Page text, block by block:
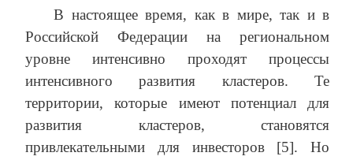
В настоящее время, как в мире, так и в
Российской Федерации на региональном
уровне интенсивно проходят процессы
интенсивного развития кластеров. Те
территории, которые имеют потенциал для
развития кластеров, становятся
привлекательными для инвесторов [5]. Но